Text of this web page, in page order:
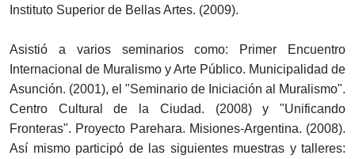
Instituto Superior de Bellas Artes. (2009).
Asistió a varios seminarios como: Primer Encuentro
Internacional de Muralismo y Arte Público. Municipalidad de
Asunción. (2001), el "Seminario de Iniciación al Muralismo".
Centro Cultural de la Ciudad. (2008) y "Unificando
Fronteras". Proyecto Parehara. Misiones-Argentina. (2008).
Así mismo participó de las siguientes muestras y talleres: